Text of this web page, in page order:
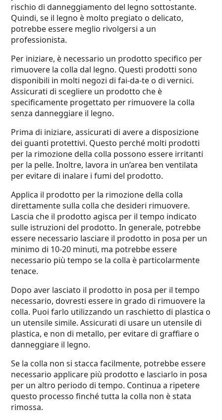
rischio di danneggiamento del legno sottostante.
Quindi, se il legno è molto pregiato o delicato,
potrebbe essere meglio rivolgersi a un
professionista.
Per iniziare, è necessario un prodotto specifico per
rimuovere la colla dal legno. Questi prodotti sono
disponibili in molti negozi di fai-da-te o di vernici.
Assicurati di scegliere un prodotto che è
specificamente progettato per rimuovere la colla
senza danneggiare il legno.
Prima di iniziare, assicurati di avere a disposizione
dei guanti protettivi. Questo perché molti prodotti
per la rimozione della colla possono essere irritanti
per la pelle. Inoltre, lavora in un’area ben ventilata
per evitare di inalare i fumi del prodotto.
Applica il prodotto per la rimozione della colla
direttamente sulla colla che desideri rimuovere.
Lascia che il prodotto agisca per il tempo indicato
sulle istruzioni del prodotto. In generale, potrebbe
essere necessario lasciare il prodotto in posa per un
minimo di 10-20 minuti, ma potrebbe essere
necessario più tempo se la colla è particolarmente
tenace.
Dopo aver lasciato il prodotto in posa per il tempo
necessario, dovresti essere in grado di rimuovere la
colla. Puoi farlo utilizzando un raschietto di plastica o
un utensile simile. Assicurati di usare un utensile di
plastica, e non di metallo, per evitare di graffiare o
danneggiare il legno.
Se la colla non si stacca facilmente, potrebbe essere
necessario applicare più prodotto e lasciarlo in posa
per un altro periodo di tempo. Continua a ripetere
questo processo finché tutta la colla non è stata
rimossa.